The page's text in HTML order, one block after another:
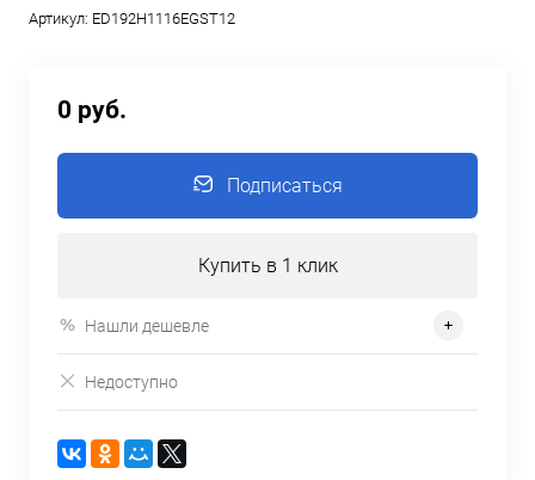
Артикул: ED192Н1116EGST12
0 руб.
Подписаться
Купить в 1 клик
Нашли дешевле
Недоступно